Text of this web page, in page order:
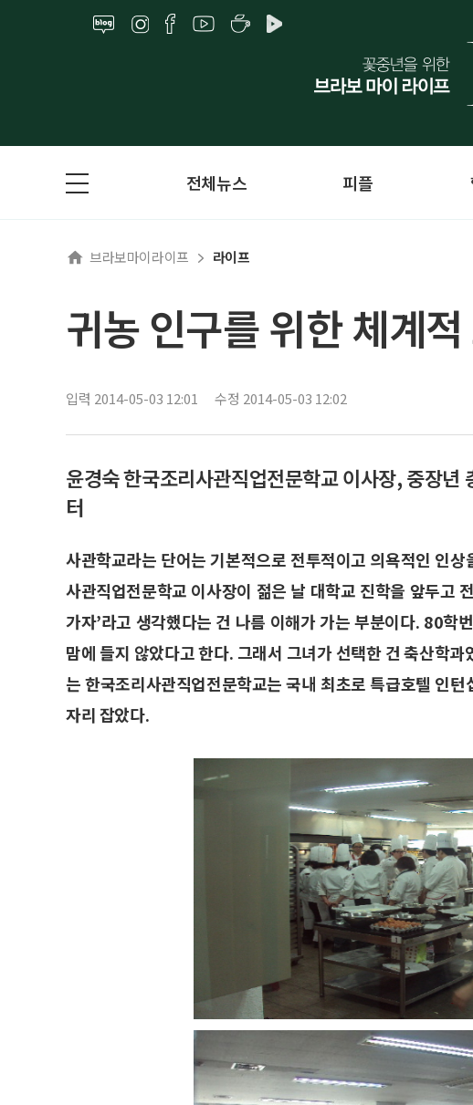
전체뉴스 피플
브라보마이라이프 라이프
귀농 인구를 위한 체계
입력 2014-05-03 12:01 수정 2014-05-03 12:02
윤경숙 한국조리사관직업전문학교 이사장, 중장년
터
사관학교라는 단어는 기본적으로 전투적이고 의욕적인 인
사관직업전문학교 이사장이 젊은 날 대학교 진학을 앞두고
가자’라고 생각했다는 건 나름 이해가 가는 부분이다. 80학
맘에 들지 않았다고 한다. 그래서 그녀가 선택한 건 축산학
는 한국조리사관직업전문학교는 국내 최초로 특급호텔 인
자리 잡았다.